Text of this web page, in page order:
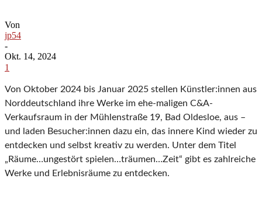
Von
jp54
-
Okt. 14, 2024
1
Von Oktober 2024 bis Januar 2025 stellen Künstler:innen aus
Norddeutschland ihre Werke im ehe-maligen C&A-
Verkaufsraum in der Mühlenstraße 19, Bad Oldesloe, aus –
und laden Besucher:innen dazu ein, das innere Kind wieder zu
entdecken und selbst kreativ zu werden. Unter dem Titel
„Räume…ungestört spielen…träumen…Zeit“ gibt es zahlreiche
Werke und Erlebnisräume zu entdecken.